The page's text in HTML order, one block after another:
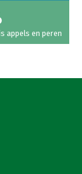
appels en peren